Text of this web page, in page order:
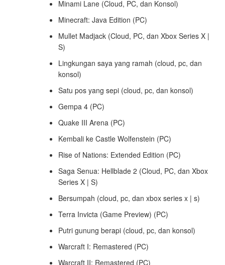
Minami Lane (Cloud, PC, dan Konsol)
Minecraft: Java Edition (PC)
Mullet Madjack (Cloud, PC, dan Xbox Series X |
S)
Lingkungan saya yang ramah (cloud, pc, dan
konsol)
Satu pos yang sepi (cloud, pc, dan konsol)
Gempa 4 (PC)
Quake III Arena (PC)
Kembali ke Castle Wolfenstein (PC)
Rise of Nations: Extended Edition (PC)
Saga Senua: Hellblade 2 (Cloud, PC, dan Xbox
Series X | S)
Bersumpah (cloud, pc, dan xbox series x | s)
Terra Invicta (Game Preview) (PC)
Putri gunung berapi (cloud, pc, dan konsol)
Warcraft I: Remastered (PC)
Warcraft II: Remastered (PC)